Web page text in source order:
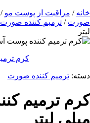
خانه / مراقبت از پوست مو /
صورت / ترمیم کننده صورت
لیتر
دسته: ترمیم کننده صورت
میلی لیتر